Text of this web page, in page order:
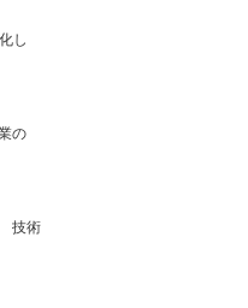
し
の
技術